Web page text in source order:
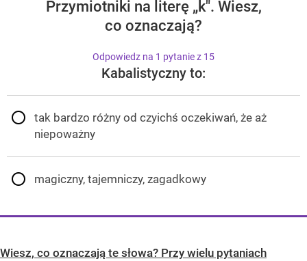
Przymiotniki na literę „k". Wiesz,
co oznaczają?
Odpowiedz na 1 pytanie z 15
Kabalistyczny to:
tak bardzo różny od czyichś oczekiwań, że aż
niepoważny
magiczny, tajemniczy, zagadkowy
Wiesz, co oznaczają te słowa? Przy wielu pytaniach